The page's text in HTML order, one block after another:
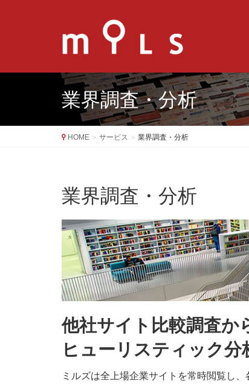
業界調査・分析
HOME サービス 業界調査・分析
業界調査・分析
他社サイト比較調査か
ヒューリスティック
ミルズは全上場企業サイトを常時閲覧し